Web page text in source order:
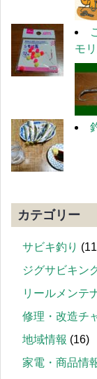
モ
カテゴリー
サビキ釣り
ジグサビキン
リールメンテ
修理・改造チ
地域情報 (16)
家電・商品情